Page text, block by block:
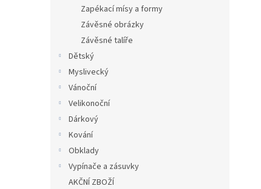
Zapékací mísy a formy
Závěsné obrázky
Závěsné talíře
Dětský
Myslivecký
Vánoční
Velikonoční
Dárkový
Kování
Obklady
Vypínače a zásuvky
AKČNÍ ZBOŽÍ